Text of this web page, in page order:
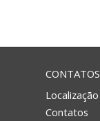
CONTATOS
Localização
Contatos